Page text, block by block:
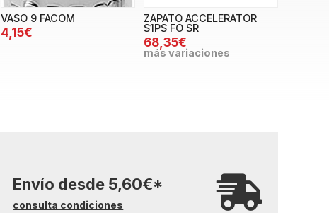
VASO 9 FACOM
4,15€
ZAPATO ACCELERATOR
S1PS FO SR
68,35€
más variaciones
Envío desde 5,60€*
consulta condiciones